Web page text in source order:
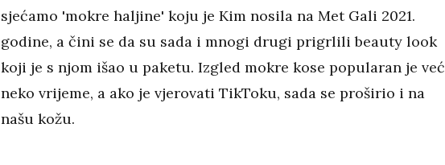
sjećamo 'mokre haljine' koju je Kim nosila na Met Gali 2021.
godine, a čini se da su sada i mnogi drugi prigrlili beauty look
koji je s njom išao u paketu. Izgled mokre kose popularan je već
neko vrijeme, a ako je vjerovati TikToku, sada se proširio i na
našu kožu.